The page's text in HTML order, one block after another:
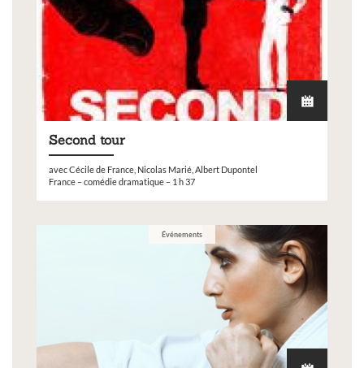
Second tour
avec Cécile de France, Nicolas Marié, Albert Dupontel
France – comédie dramatique – 1 h 37
Événements